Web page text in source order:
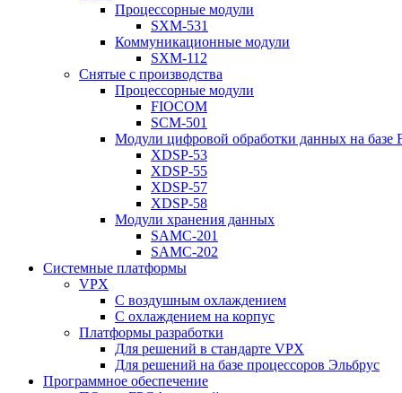
Процессорные модули
SXM-531
Коммуникационные модули
SXM-112
Снятые с производства
Процессорные модули
FIOCOM
SCM-501
Модули цифровой обработки данных на базе
XDSP-53
XDSP-55
XDSP-57
XDSP-58
Модули хранения данных
SAMC-201
SAMC-202
Системные платформы
VPX
С воздушным охлаждением
С охлаждением на корпус
Платформы разработки
Для решений в стандарте VPX
Для решений на базе процессоров Эльбрус
Программное обеспечение